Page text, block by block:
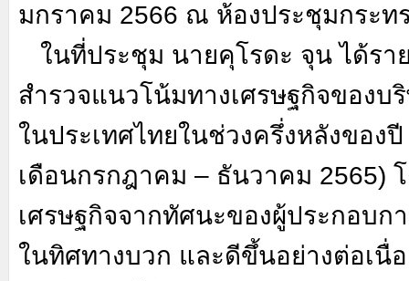
มกราคม 2566 ณ ห้องประชุมกระท
ในที่ประชุม นายคุโรดะ จุน ได้รา
สำรวจแนวโน้มทางเศรษฐกิจของ
ในประเทศไทยในช่วงครึ่งหลังของ
เดือนกรกฎาคม – ธันวาคม 2565)
เศรษฐกิจจากทัศนะของผู้ประกอบก
ในทิศทางบวก และดีขึ้นอย่างต่อเนื่